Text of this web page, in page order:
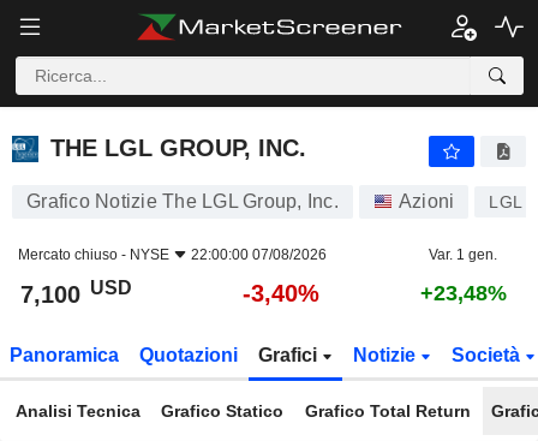
THE LGL GROUP, INC.
THE LGL GROUP, INC.
Grafico Notizie The LGL Group, Inc. Azioni LGL
Mercato chiuso - NYSE 22:00:00 07/08/2026 Var. 1 gen.
7,100 USD -3,40% +23,48%
Panoramica Quotazioni Grafici Notizie Società
Analisi Tecnica Grafico Statico Grafico Total Return